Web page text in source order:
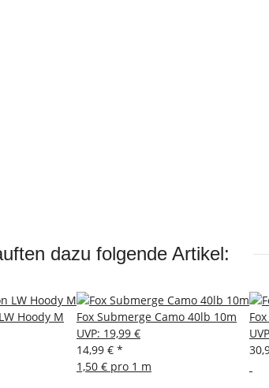
dazu folgende Artikel:
Hoody M
Fox Submerge Camo 40lb 10m
UVP: 19,99 €
14,99 € *
1,50 € pro 1 m
UVP